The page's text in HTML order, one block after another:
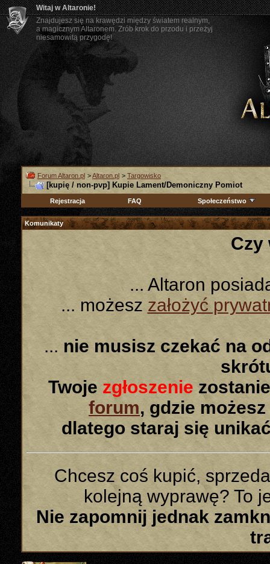
Witaj w Altaronie!
Znajdujesz się na krawędzi między światem realnym,
a magicznym Altaronem. Zrób krok do przodu i przeżyj
niesamowitą przygodę!
Forum Altaron.pl >Altaron.pl > Targowisko
[kupię / non-pvp] Kupie Lament/Demoniczny Pomiot
Rejestracja FAQ Społeczeństwo
Komunikaty
Czy
... Altaron
... możeszzałożyć
... nie musisz czekać na
Twoje zgłoszenie
forum, gdzie
dlatego staraj się
Chcesz coś kupić,
kolejną wyprawę? To
Nie zapomnij jednak